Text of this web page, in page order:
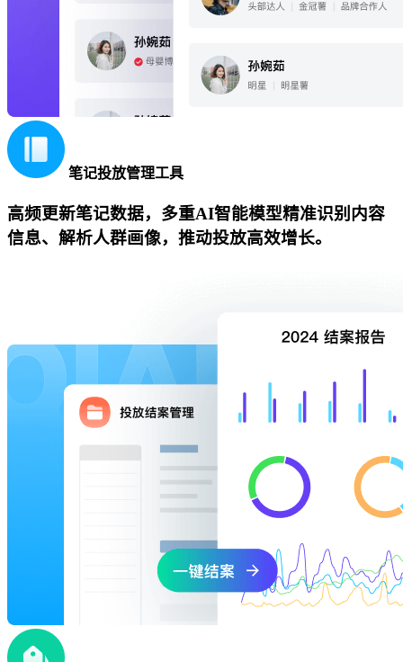
笔记投放管理工具
高频更新笔记数据，多重AI智能模型精准识别内容
信息、解析人群画像，推动投放高效增长。